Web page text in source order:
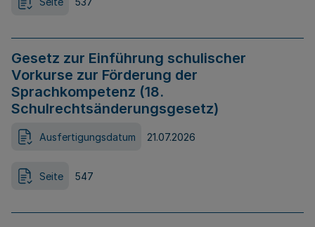
Gesetz zur Einführung schulischer
Vorkurse zur Förderung der
Sprachkompetenz (18.
Schulrechtsänderungsgesetz)
Ausfertigungsdatum 21.07.2026
Seite 547